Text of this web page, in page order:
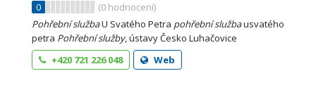
0
(0 hodnocení)
PohřebníslužbaU Svatého Petra pohřebníslužbausvatého
petra Pohřebníslužby, ústavy Česko Luhačovice
+420 721 226 048
Web